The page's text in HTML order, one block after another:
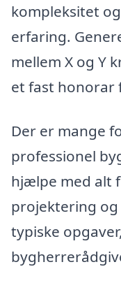
kompleksitet
erfaring.
mellem X og Y
et fast honorar
Der er mange
professionel
hjælpe med alt
projektering
typiske